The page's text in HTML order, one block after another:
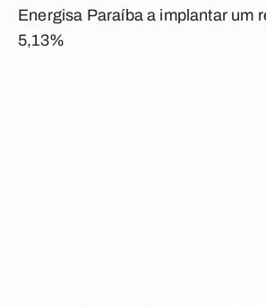
Energisa Paraíba a implantar um
5,13%